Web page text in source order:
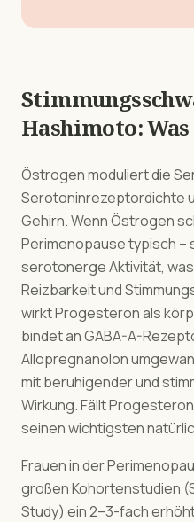
Hashimoto:
Östrogen moduliert die
Serotoninrezeptordichte
Gehirn. Wenn Östrogen
Perimenopause typisch –
serotonerge Aktivität,
Reizbarkeit und
wirkt Progesteron als
bindet an GABA-A-
Allopregnanolon
mit beruhigender und
Wirkung. Fällt
seinen wichtigsten
Frauen in der
großen Kohortenstudien
Study) ein 2–3-fach